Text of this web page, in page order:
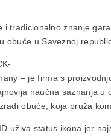
i tradicionalno znanje
obuće u Saveznoj
– je firma s
naučna saznanja u
obuće, koja pruža
uživa status ikona jer